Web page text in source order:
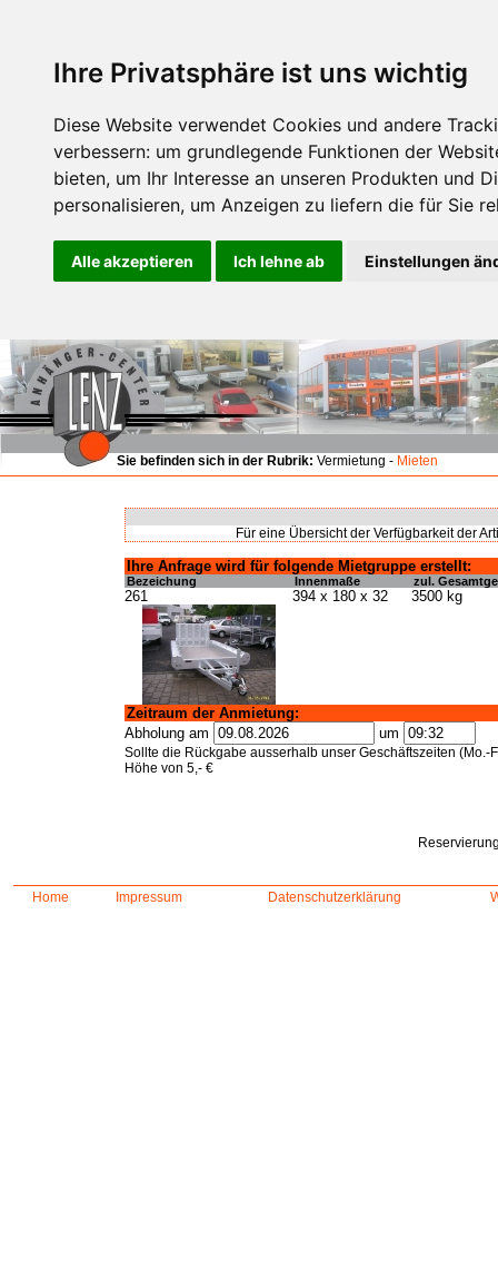
Ihre Privatsphäre ist uns wichtig
Diese Website verwendet Cookies und andere
verbessern: um grundlegende Funktionen der
bieten, um Ihr Interesse an unseren Produkten und
personalisieren, um Anzeigen zu liefern die für Sie
Alle akzeptieren Ich lehne ab Einstellungen
Sie befinden sich in der Rubrik: Vermietung - Mieten
Für eine Übersicht der Verfügbarkeit der
Ihre Anfrage wird für folgende Mietgruppe erstellt:
Bezeichung Innenmaße zul.
261 394 x 180 x 32 3500 kg
Zeitraum der Anmietung:
Abholung am
um
Sollte die Rückgabe ausserhalb unser Geschäftszeiten
Höhe von 5,- €
Home Impressum Datenschutzerklärung